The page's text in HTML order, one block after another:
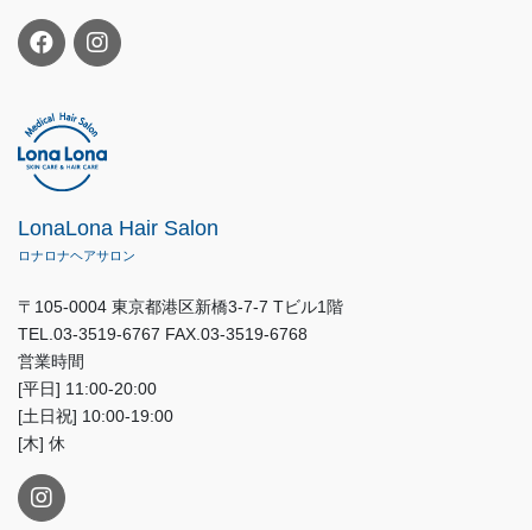
LonaLona Hair Salon
ロナロナヘアサロン
〒105-0004 東京都港区新橋3-7-7 Tビル1階
TEL.03-3519-6767 FAX.03-3519-6768
営業時間
[平日] 11:00-20:00
[土日祝] 10:00-19:00
[木] 休